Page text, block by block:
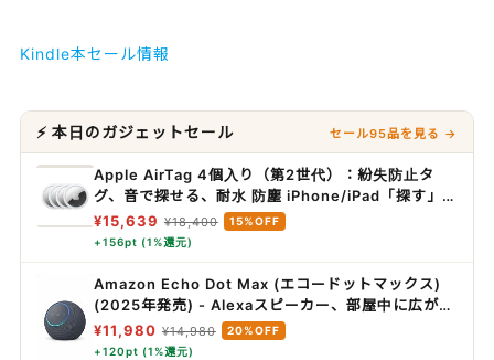
Kindle本セール情報
⚡ 本日のガジェットセール セール95品を見る →
Apple AirTag 4個入り（第2世代）：紛失防止タ
グ、音で探せる、耐水 防塵 iPhone/iPad「探す」ネ
ットワーク対応 、探せる範囲が最大1.5 倍に広がっ
た「正確な場所を見つける」機能搭載
¥15,639 ¥18,400
15%OFF
+156pt (1%還元)
Amazon Echo Dot Max (エコードットマックス)
(2025年発売) - Alexaスピーカー、部屋中に広がる
サウンド、スマートホームハブ内蔵、グラファイト
¥11,980 ¥14,980
20%OFF
+120pt (1%還元)